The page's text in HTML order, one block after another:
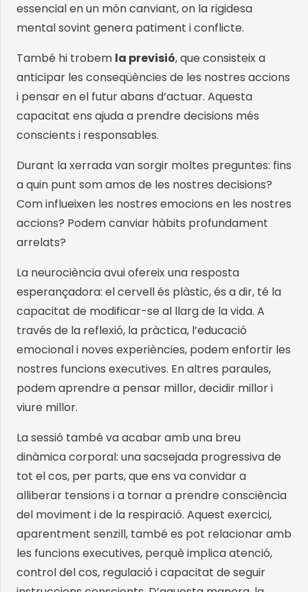
essencial en un món canviant, on la rigidesa
mental sovint genera patiment i conflicte.
També hi trobem la previsió, que consisteix a
anticipar les conseqüències de les nostres accions
i pensar en el futur abans d’actuar. Aquesta
capacitat ens ajuda a prendre decisions més
conscients i responsables.
Durant la xerrada van sorgir moltes preguntes: fins
a quin punt som amos de les nostres decisions?
Com influeixen les nostres emocions en les nostres
accions? Podem canviar hàbits profundament
arrelats?
La neurociència avui ofereix una resposta
esperançadora: el cervell és plàstic, és a dir, té la
capacitat de modificar-se al llarg de la vida. A
través de la reflexió, la pràctica, l’educació
emocional i noves experiències, podem enfortir les
nostres funcions executives. En altres paraules,
podem aprendre a pensar millor, decidir millor i
viure millor.
La sessió també va acabar amb una breu
dinàmica corporal: una sacsejada progressiva de
tot el cos, per parts, que ens va convidar a
alliberar tensions i a tornar a prendre consciència
del moviment i de la respiració. Aquest exercici,
aparentment senzill, també es pot relacionar amb
les funcions executives, perquè implica atenció,
control del cos, regulació i capacitat de seguir